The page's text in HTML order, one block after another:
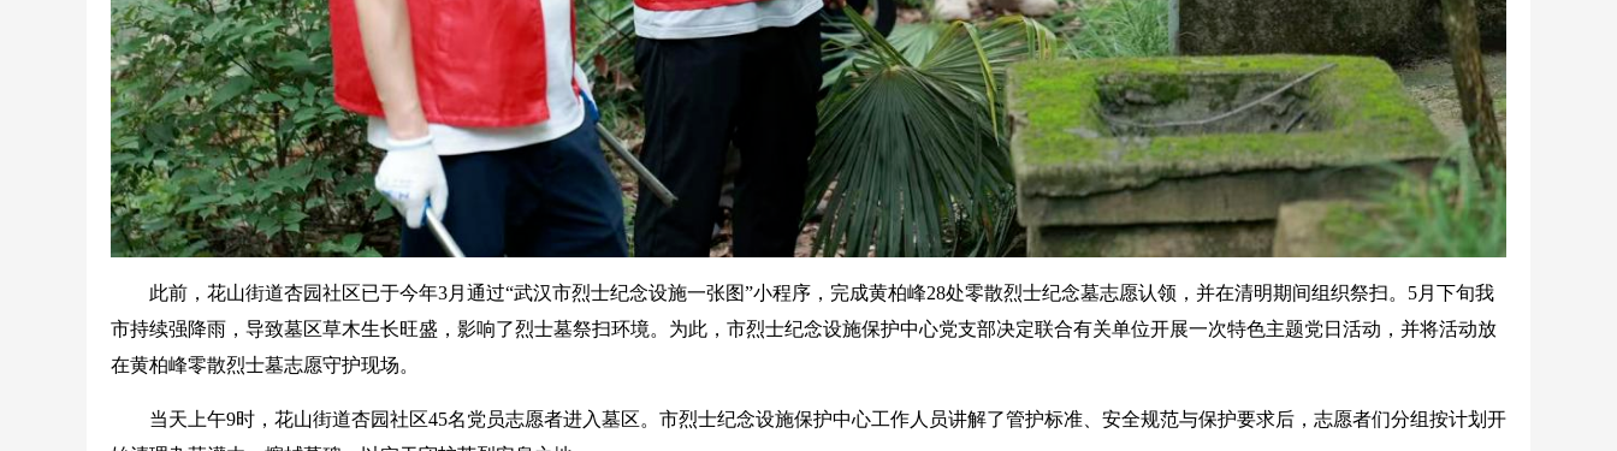
此前，花山街道杏园社区已于今年3月通过“武汉市烈士纪念设施一张图”小程序，完成黄柏峰28处零散烈士纪念墓志愿认领，并在清明期间组织祭扫。5月下旬我
市持续强降雨，导致墓区草木生长旺盛，影响了烈士墓祭扫环境。为此，市烈士纪念设施保护中心党支部决定联合有关单位开展一次特色主题党日活动，并将活动放
在黄柏峰零散烈士墓志愿守护现场。
当天上午9时，花山街道杏园社区45名党员志愿者进入墓区。市烈士纪念设施保护中心工作人员讲解了管护标准、安全规范与保护要求后，志愿者们分组按计划开